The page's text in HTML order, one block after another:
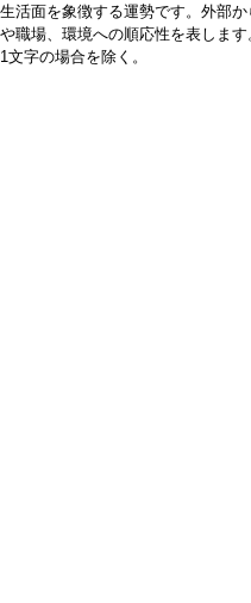
生活面を象徴する運勢です。外部
や職場、環境への順応性を表しま
1文字の場合を除く。